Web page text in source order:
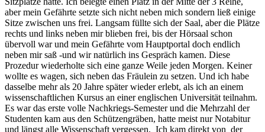
aber mein Gefährte setzte sich nicht neben mich sondern ließ einige
Sitze zwischen uns frei. Langsam füllte sich der Saal, aber die Plätze
rechts und links neben mir blieben frei, bis der Hörsaal schon
übervoll war und mein Gefährte vom Hauptportal doch endlich
neben mir saß -und wir natürlich ins Gespräch kamen. Diese
Prozedur wiederholte sich eine ganze Weile jeden Morgen. Keiner
wollte es wagen, sich neben das Fräulein zu setzen. Und ich habe
dasselbe mehr als 20 Jahre später wieder erlebt, als ich an einem
wissenschaftlichen Kursus an einer englischen Universität teilnahm.
Es war das erste volle Nachkriegs-Semester und die Mehrzahl der
Studenten kam aus den Schützengräben, hatte meist nur Notabitur
und längst alle Wissenschaft vergessen. Ich kam direkt von der